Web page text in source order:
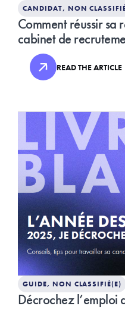
CANDIDAT, NON
Comment réussir sa
cabinet de
READ THE ARTICLE
GUIDE, NON CLASSIFIÉ(E)
Décrochez l’emploi